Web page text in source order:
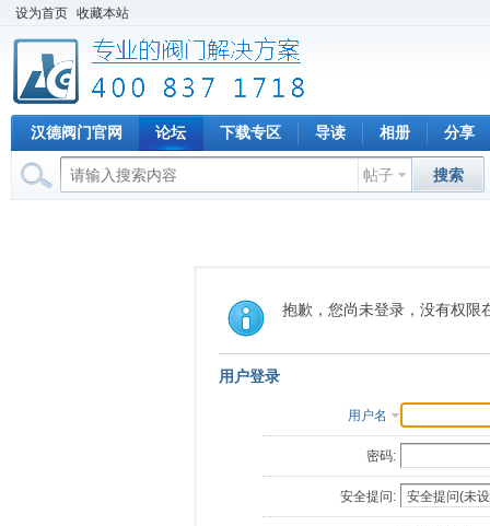
设为首页 收藏本站
汉德阀门官网 论坛 下载专区 导读 相册 分享
帖子 搜索
抱歉，您尚未登录，没有权限
用户登录
用户名
密码:
安全提问: